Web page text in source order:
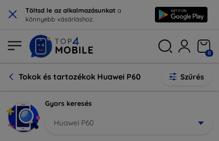
× Töltsd le az alkalmazásunkat a
könnyebb vásárláshoz.
0
Tokok és tartozékok Huawei P60 Szűrés
Gyors keresés
Huawei P60